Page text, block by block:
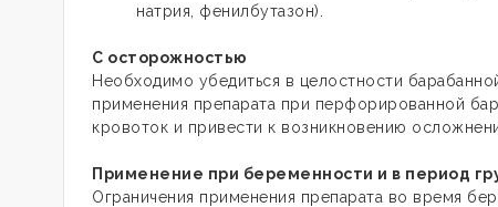
натрия, фенилбутазон).
С осторожностью
Необходимо убедиться в целостности
применения препарата при перфорированной
кровоток и привести к возникновению
Применение при беременности и в период
Ограничения применения препарата во время